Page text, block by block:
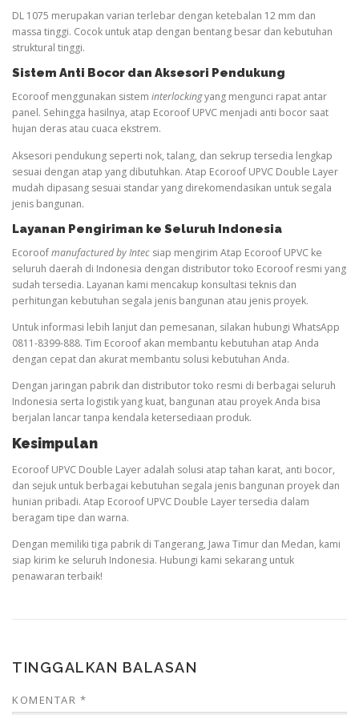
DL 1075 merupakan varian terlebar dengan ketebalan 12 mm dan
massa tinggi. Cocok untuk atap dengan bentang besar dan kebutuhan
struktural tinggi.
Sistem Anti Bocor dan Aksesori Pendukung
Ecoroof menggunakan sistem interlockingyang mengunci rapat antar
panel. Sehingga hasilnya, atap Ecoroof UPVC menjadi anti bocor saat
hujan deras atau cuaca ekstrem.
Aksesori pendukung seperti nok, talang, dan sekrup tersedia lengkap
sesuai dengan atap yang dibutuhkan. Atap Ecoroof UPVC Double Layer
mudah dipasang sesuai standar yang direkomendasikan untuk segala
jenis bangunan.
Layanan Pengiriman ke Seluruh Indonesia
Ecoroofmanufactured by Intec siap mengirim Atap Ecoroof UPVC ke
seluruh daerah di Indonesia dengan distributor toko Ecoroof resmi yang
sudah tersedia. Layanan kami mencakup konsultasi teknis dan
perhitungan kebutuhan segala jenis bangunan atau jenis proyek.
Untuk informasi lebih lanjut dan pemesanan, silakan hubungi WhatsApp
0811-8399-888. Tim Ecoroof akan membantu kebutuhan atap Anda
dengan cepat dan akurat membantu solusi kebutuhan Anda.
Dengan jaringan pabrik dan distributor toko resmi di berbagai seluruh
Indonesia serta logistik yang kuat, bangunan atau proyek Anda bisa
berjalan lancar tanpa kendala ketersediaan produk.
Kesimpulan
Ecoroof UPVC Double Layer adalah solusi atap tahan karat, anti bocor,
dan sejuk untuk berbagai kebutuhan segala jenis bangunan proyek dan
hunian pribadi. Atap Ecoroof UPVC Double Layer tersedia dalam
beragam tipe dan warna.
Dengan memiliki tiga pabrik di Tangerang, Jawa Timur dan Medan, kami
siap kirim ke seluruh Indonesia. Hubungi kami sekarang untuk
penawaran terbaik!
TINGGALKAN BALASAN
KOMENTAR *